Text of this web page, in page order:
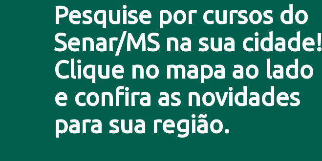
Pesquise por cursos do
Senar/MS na sua cidade!
Clique no mapa ao lado
e confira as novidades
para sua região.